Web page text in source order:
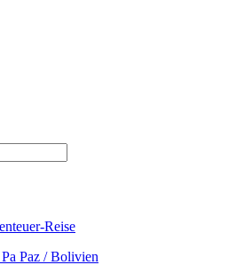
Reise
Paz / Bolivien